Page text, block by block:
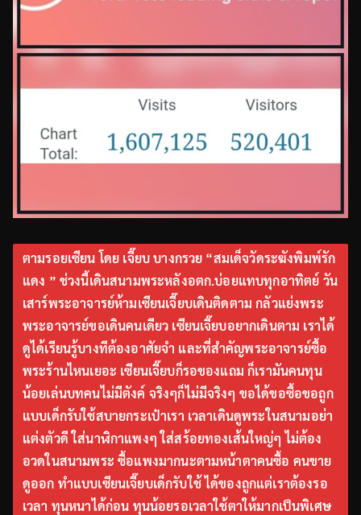
ตามรอยเซียน โดย เจี๊ยบ บางกรวย “สมเด็จวัดระฆังพิมพ์รัก
แดง ” ช่วงนี้เดินสนามพระหลังอตก.บ่อยแทบทุกอาทิตย์ วัน
เสาร์พระอาจารย์ห้ามเซียนเจี๊ยบเดินติดตาม กลัวแย่งพระ
พระอาจารย์ขอเดินคนเดียว เซียนเจี๊ยบอยากเดินตาม เราได้
ดูได้เรียนรู้บางทีต้องอาศัยจำ และที่สำคัญพระอาจารย์ซื้อ
พระร้านไหนเยอะ เซียนเจี๊ยบก็รอของแถม ก็เรามันคนทุน
น้อยเล่นบทคนไม่มีตังค์ จริงๆก็ไม่มีจริงๆ ขอได้ขอซื้อขอถูก
แบบเด็กรับใช้สบายกระเป๋าเรา เวลาเดินดูพระในสนามอย่า
แต่งตัวดี ใส่นาฬิกาแพงๆ ใส่สร้อยทองเส้นใหญ่ๆ ไม่ต้อง
อวดในสนามพระ ซื้อแพงมากนะตามหน้าตาคนซื้อ คนขาย
ดูออก ทำแบบเซียนเจี๊ยบเด็กรับใช้ ได้ของถูกแต่เราต้องรอ
เวลา ทุนหนาได้ก่อน ทุนน้อยรอเวลาใช้ตาให้มากเป็นพิเศษ